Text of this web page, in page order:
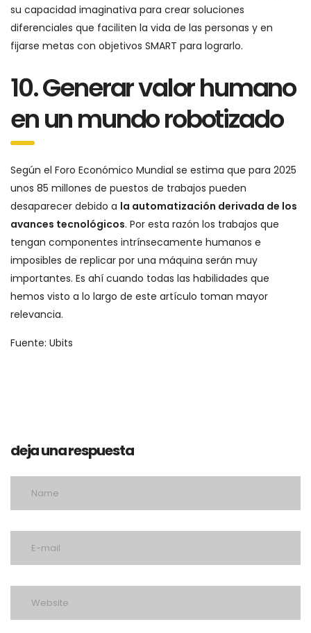
su capacidad imaginativa para crear soluciones
diferenciales que faciliten la vida de las personas y en
fijarse metas con objetivos SMART para lograrlo.
10. Generar valor humano
en un mundo robotizado
Según el Foro Económico Mundial se estima que para 2025
unos 85 millones de puestos de trabajos pueden
desaparecer debido a la automatización derivada de los
avances tecnológicos. Por esta razón los trabajos que
tengan componentes intrínsecamente humanos e
imposibles de replicar por una máquina serán muy
importantes. Es ahí cuando todas las habilidades que
hemos visto a lo largo de este artículo toman mayor
relevancia.
Fuente: Ubits
deja una respuesta